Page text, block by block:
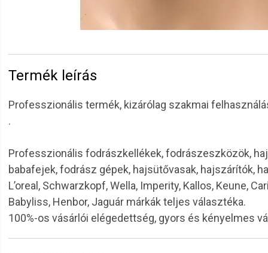
Termék leírás
Professzionális termék, kizárólag szakmai
.
Professzionális fodrászkellékek, fodrászeszközök,
babafejek, fodrász gépek, hajsütővasak, hajszárítók,
L’oreal, Schwarzkopf, Wella, Imperity, Kallos, Keune,
Babyliss, Henbor, Jaguár márkák teljes választéka.
100%-os vásárlói elégedettség, gyors és kényelmes